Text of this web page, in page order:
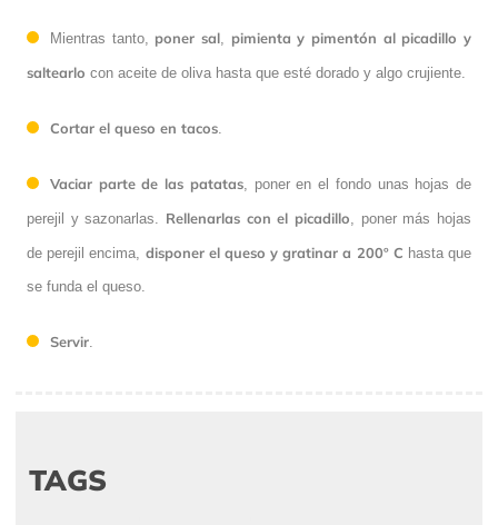
Mientras tanto, poner sal
pimienta y pimentón al picadillo y
saltearlo con aceite de oliva hasta que esté dorado y algo crujiente.
Cortar el queso en tacos
Vaciar parte de las patatas, poner en el fondo unas hojas de
perejil y sazonarlas. Rellenarlas con el picadillo , poner más hojas
de perejil encima, disponer el queso y gratinar a 200º C hasta que
se funda el queso.
Servir
TAGS